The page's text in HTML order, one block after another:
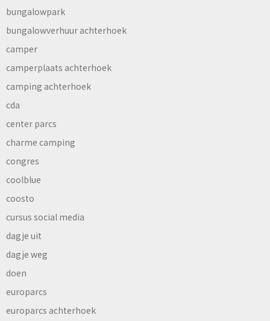
bungalowpark
bungalowverhuur achterhoek
camper
camperplaats achterhoek
camping achterhoek
cda
center parcs
charme camping
congres
coolblue
coosto
cursus social media
dagje uit
dagje weg
doen
europarcs
europarcs achterhoek